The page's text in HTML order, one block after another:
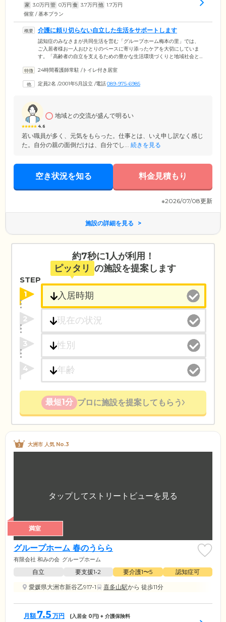
家 3.0万円 管 0万円 食 3.7万円 他 1.7万円
個室 / 基本プラン
介護に頼り切らない自立した生活をサポートします
認知症のみなさまが共同生活を営む「グループホーム梅本の里」では、
ご入居者様お一人おひとりのペースに寄り添ったケアを大切にしていま
す。「高齢者の自立を支えるための豊かな生活環境づくりと地域社会と
り切らない自立した生活を送れるようサポート。認知症に対する正しい
と自立性尊重の原則に立って、きめ細やかなアプローチを行っていま
24時間看護師常駐 /トイレ付き居室
定員2名 /2001年5月設立 /電話089-975-6985
4.6
地域との交流が盛んで明るい
若い職員が多く、元気をもらった。仕事とは、いえ申し訳なく感じ
た。自分の親の面倒だけは、自分でし... 続きを見る
空き状況を知る 料金見積もり
※2026/07/08更新
施設の詳細を見る
約7秒に1人が利用！
ピッタリ の施設を提案します
STEP
1
2
3
4
最短1分 プロに施設を提案してもらう
大洲市 人気 No.3
満室
グループホーム 春のうらら
有限会社 和みの会 グループホーム
自立 要支援1•2 要介護1〜5
認知症可
愛媛県大洲市新谷乙917-1
喜多山駅から 徒歩11分
月額 7.5 万円 (入居金 0円) + 介護保険料